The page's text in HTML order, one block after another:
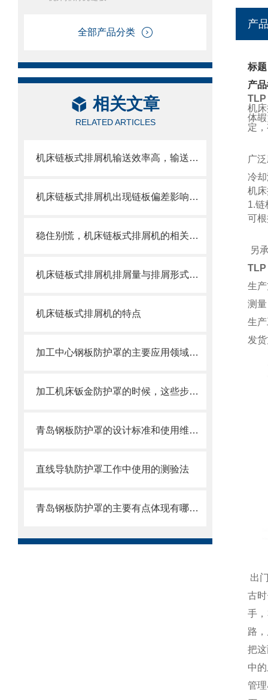
全部产品分类
相关文章
RELATED ARTICLES
机床链板式排屑机输送效率高，输送速度选择范围大
机床链板式排屑机出现链板偏差影响效率了怎么办？
稳住别慌，机床链板式排屑机的相关信息马上来
机床链板式排屑机排屑量与排屑形式有很大关系
机床链板式排屑机的特点
加工中心钢板防护罩的主要应用领域和产品的主要特性
加工机床钣金防护罩的时候，这些步骤是很重要的
青岛钢板防护罩的设计标准和使用维护方式
直线导轨防护罩工作中使用的测验法
青岛钢板防护罩的主要有点体现有哪些方面？
产
标
产
TLP
机
体
定
广
冷
机
1.链
可
另
TLP
生
测
生
发
出
古
手
路
把
中
管